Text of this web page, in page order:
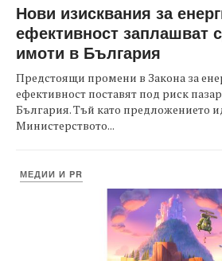
Нови изисквания за
ефективност заплашват
имоти в България
Предстоящи промени в Закона за
ефективност поставят под риск
България. Тъй като предложението
Министерството...
МЕДИИ И PR